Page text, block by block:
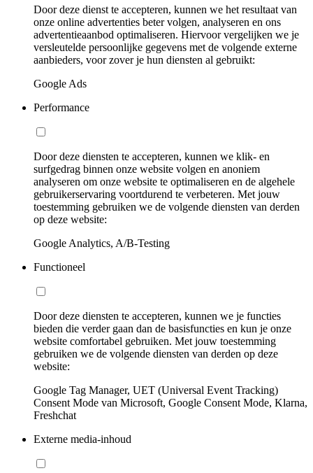
Door deze dienst te accepteren, kunnen we het resultaat van
onze online advertenties beter volgen, analyseren en ons
advertentieaanbod optimaliseren. Hiervoor vergelijken we je
versleutelde persoonlijke gegevens met de volgende externe
aanbieders, voor zover je hun diensten al gebruikt:
Google Ads
Performance
Door deze diensten te accepteren, kunnen we klik- en
surfgedrag binnen onze website volgen en anoniem
analyseren om onze website te optimaliseren en de algehele
gebruikerservaring voortdurend te verbeteren. Met jouw
toestemming gebruiken we de volgende diensten van derden
op deze website:
Google Analytics, A/B-Testing
Functioneel
Door deze diensten te accepteren, kunnen we je functies
bieden die verder gaan dan de basisfuncties en kun je onze
website comfortabel gebruiken. Met jouw toestemming
gebruiken we de volgende diensten van derden op deze
website:
Google Tag Manager, UET (Universal Event Tracking)
Consent Mode van Microsoft, Google Consent Mode, Klarna,
Freshchat
Externe media-inhoud